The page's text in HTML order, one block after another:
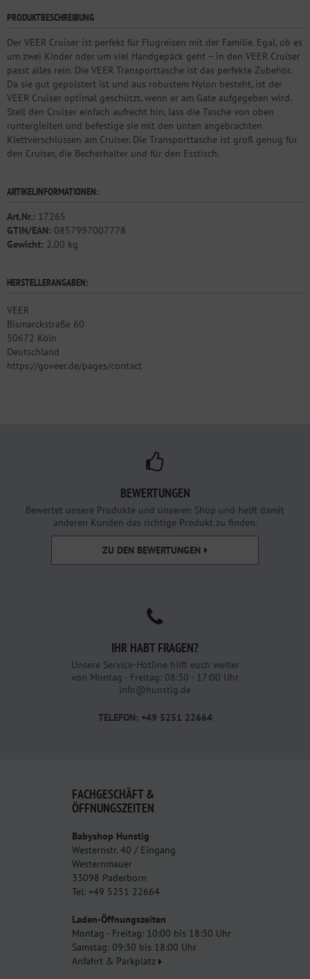
PRODUKTBESCHREIBUNG
Der VEER Cruiser ist perfekt für Flugreisen mit der Familie. Egal, ob es
um zwei Kinder oder um viel Handgepäck geht – in den VEER Cruiser
passt alles rein. Die VEER Transporttasche ist das perfekte Zubehör.
Da sie gut gepolstert ist und aus robustem Nylon besteht, ist der
VEER Cruiser optimal geschützt, wenn er am Gate aufgegeben wird.
Stell den Cruiser einfach aufrecht hin, lass die Tasche von oben
runtergleiten und befestige sie mit den unten angebrachten
Klettverschlüssen am Cruiser. Die Transporttasche ist groß genug für
den Cruiser, die Becherhalter und für den Esstisch.
ARTIKELINFORMATIONEN:
Art.Nr.: 17265
GTIN/EAN: 0857997007778
Gewicht: 2,00 kg
HERSTELLERANGABEN:
VEER
Bismarckstraße 60
50672 Köln
Deutschland
https://goveer.de/pages/contact
BEWERTUNGEN
Bewertet unsere Produkte und unseren Shop und helft damit
anderen Kunden das richtige Produkt zu finden.
ZU DEN BEWERTUNGEN
IHR HABT FRAGEN?
Unsere Service-Hotline hilft euch weiter
von Montag - Freitag: 08:30 - 17:00 Uhr
info@hunstig.de
TELEFON: +49 5251 22664
FACHGESCHÄFT &
ÖFFNUNGSZEITEN
Babyshop Hunstig
Westernstr. 40 / Eingang
Westernmauer
33098 Paderborn
Tel: +49 5251 22664
Laden-Öffnungszeiten
Montag - Freitag: 10:00 bis 18:30 Uhr
Samstag: 09:30 bis 18:00 Uhr
Anfahrt & Parkplatz